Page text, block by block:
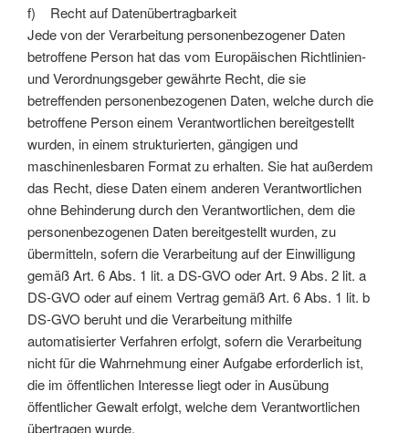
f) Recht auf Datenübertragbarkeit
Jede von der Verarbeitung personenbezogener Daten
betroffene Person hat das vom Europäischen Richtlinien-
und Verordnungsgeber gewährte Recht, die sie
betreffenden personenbezogenen Daten, welche durch die
betroffene Person einem Verantwortlichen bereitgestellt
wurden, in einem strukturierten, gängigen und
maschinenlesbaren Format zu erhalten. Sie hat außerdem
das Recht, diese Daten einem anderen Verantwortlichen
ohne Behinderung durch den Verantwortlichen, dem die
personenbezogenen Daten bereitgestellt wurden, zu
übermitteln, sofern die Verarbeitung auf der Einwilligung
gemäß Art. 6 Abs. 1 lit. a DS-GVO oder Art. 9 Abs. 2 lit. a
DS-GVO oder auf einem Vertrag gemäß Art. 6 Abs. 1 lit. b
DS-GVO beruht und die Verarbeitung mithilfe
automatisierter Verfahren erfolgt, sofern die Verarbeitung
nicht für die Wahrnehmung einer Aufgabe erforderlich ist,
die im öffentlichen Interesse liegt oder in Ausübung
öffentlicher Gewalt erfolgt, welche dem Verantwortlichen
übertragen wurde.